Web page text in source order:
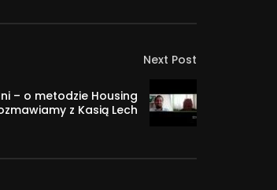
Next Post
– o metodzie Housing
z Kasią Lech